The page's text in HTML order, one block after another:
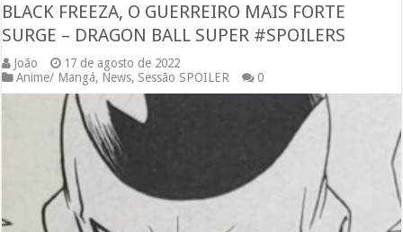
BLACK FREEZA, O GUERREIRO MAIS FORTE
SURGE – DRAGON BALL SUPER #SPOILERS
João
17 de agosto de 2022
Anime/ Mangá, News, Sessão SPOILER 0